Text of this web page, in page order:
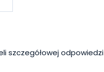
szczegółowej odpowiedzi